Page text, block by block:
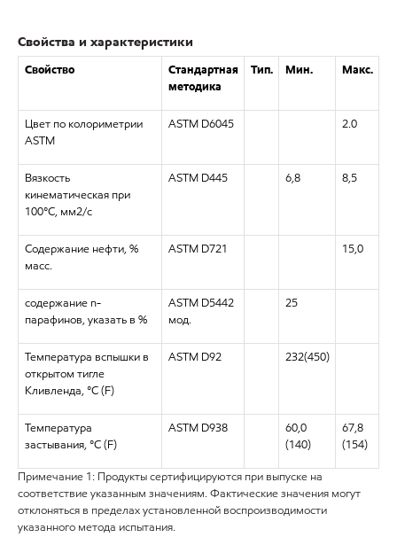
Свойства и характеристики
Свойство
Стандартная
методика
Тип. Мин. Макс.
Цвет по колориметрии
ASTM
ASTM D6045 2.0
Вязкость
кинематическая при
100°C, мм2/с
ASTM D445 6,8 8,5
Содержание нефти, %
масс.
ASTM D721 15,0
содержание n-
парафинов, указать в %
ASTM D5442
мод.
25
Температура вспышки в
открытом тигле
Кливленда, °C (F)
ASTM D92 232(450)
Температура
застывания, °C (F)
ASTM D938
60,0
(140)
67,8
(154)
Примечание 1: Продукты сертифицируются при выпуске на
соответствие указанным значениям. Фактические значения могут
отклоняться в пределах установленной воспроизводимости
указанного метода испытания.